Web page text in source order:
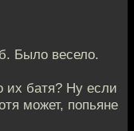
Было весело.
их батя? Ну если
может, попьяне